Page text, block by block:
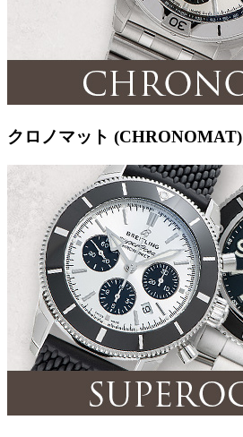
クロノマット (CHRONOMAT)